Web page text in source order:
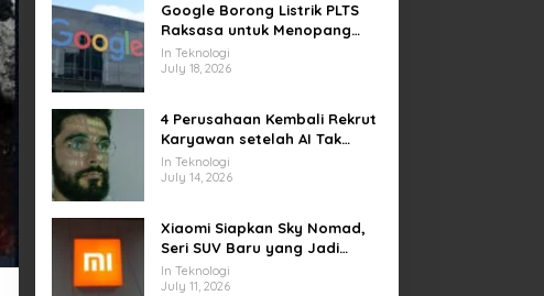
Google Borong Listrik PLTS
Raksasa untuk Menopang
Pusat Data dan AI
In Teknologi
July 18, 2026
4 Perusahaan Kembali Rekrut
Karyawan setelah AI Tak
Penuhi Harapan
In Teknologi
July 14, 2026
Xiaomi Siapkan Sky Nomad,
Seri SUV Baru yang Jadi
Sorotan Otomotif Dunia
In Teknologi
July 11, 2026